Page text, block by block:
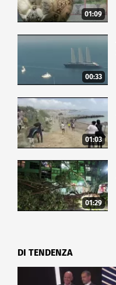
01:09
00:33
01:03
01:29
DI TENDENZA